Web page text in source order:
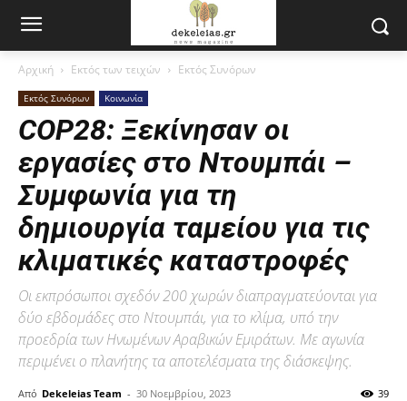
Αρχική Εκτός των τειχών Εκτός Συνόρων
Εκτός Συνόρων Κοινωνία
COP28: Ξεκίνησαν οι
εργασίες στο Ντουμπάι –
Συμφωνία για τη
δημιουργία ταμείου για τις
κλιματικές καταστροφές
Οι εκπρόσωποι σχεδόν 200 χωρών διαπραγματεύονται για
δύο εβδομάδες στο Ντουμπάι, για το κλίμα, υπό την
προεδρία των Ηνωμένων Αραβικών Εμιράτων. Με αγωνία
περιμένει ο πλανήτης τα αποτελέσματα της διάσκεψης.
Από Dekeleias Team - 30 Νοεμβρίου, 2023 39